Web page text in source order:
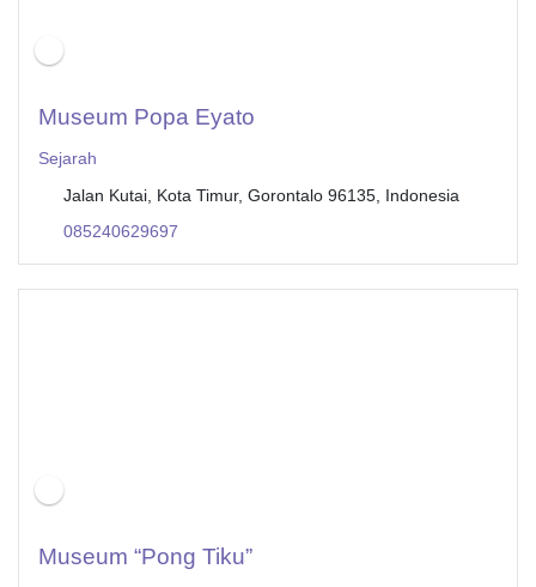
Museum Popa Eyato
Sejarah
Jalan Kutai, Kota Timur, Gorontalo 96135, Indonesia
085240629697
Museum “Pong Tiku”